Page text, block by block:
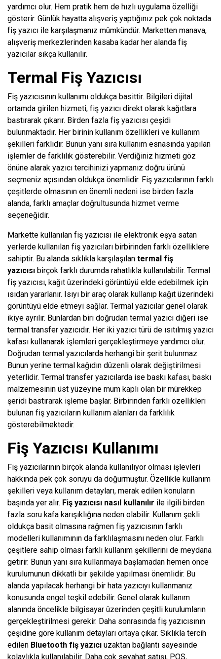
yardımcı olur. Hem pratik hem de hızlı uygulama özelliği
gösterir. Günlük hayatta alışveriş yaptığınız pek çok noktada
fiş yazıcı ile karşılaşmanız mümkündür. Marketten manava,
alışveriş merkezlerinden kasaba kadar her alanda fiş
yazıcılar sıkça kullanılır.
Termal Fiş Yazıcısı
Fiş yazıcısının kullanımı oldukça basittir. Bilgileri dijital
ortamda girilen hizmeti, fiş yazıcı direkt olarak kağıtlara
bastırarak çıkarır. Birden fazla fiş yazıcısı çeşidi
bulunmaktadır. Her birinin kullanım özellikleri ve kullanım
şekilleri farklıdır. Bunun yanı sıra kullanım esnasında yapılan
işlemler de farklılık gösterebilir. Verdiğiniz hizmeti göz
önüne alarak yazıcı tercihinizi yapmanız doğru ürünü
seçmeniz açısından oldukça önemlidir. Fiş yazıcılarının farklı
çeşitlerde olmasının en önemli nedeni ise birden fazla
alanda, farklı amaçlar doğrultusunda hizmet verme
seçeneğidir.
Markette kullanılan fiş yazıcısı ile elektronik eşya satan
yerlerde kullanılan fiş yazıcıları birbirinden farklı özelliklere
sahiptir. Bu alanda sıklıkla karşılaşılan termal fiş
yazıcısı birçok farklı durumda rahatlıkla kullanılabilir. Termal
fiş yazıcısı, kağıt üzerindeki görüntüyü elde edebilmek için
ısıdan yararlanır. Isıyı bir araç olarak kullanıp kağıt üzerindeki
görüntüyü elde etmeyi sağlar. Termal yazıcılar genel olarak
ikiye ayrılır. Bunlardan biri doğrudan termal yazıcı diğeri ise
termal transfer yazıcıdır. Her iki yazıcı türü de ısıtılmış yazıcı
kafası kullanarak işlemleri gerçekleştirmeye yardımcı olur.
Doğrudan termal yazıcılarda herhangi bir şerit bulunmaz.
Bunun yerine termal kağıdın düzenli olarak değiştirilmesi
yeterlidir. Termal transfer yazıcılarda ise baskı kafası, baskı
malzemesinin üst yüzeyine mum kaplı olan bir mürekkep
şeridi bastırarak işleme başlar. Birbirinden farklı özellikleri
bulunan fiş yazıcıların kullanım alanları da farklılık
gösterebilmektedir.
Fiş Yazıcısı Kullanımı
Fiş yazıcılarının birçok alanda kullanılıyor olması işlevleri
hakkında pek çok soruyu da doğurmuştur. Özellikle kullanım
şekilleri veya kullanım detayları, merak edilen konuların
başında yer alır. Fiş yazıcısı nasıl kullanılır ile ilgili birden
fazla soru kafa karışıklığına neden olabilir. Kullanım şekli
oldukça basit olmasına rağmen fiş yazıcısının farklı
modelleri kullanımının da farklılaşmasını neden olur. Farklı
çeşitlere sahip olması farklı kullanım şekillerini de meydana
getirir. Bunun yanı sıra kullanmaya başlamadan hemen önce
kurulumunun dikkatli bir şekilde yapılması önemlidir. Bu
alanda yapılacak herhangi bir hata yazıcıyı kullanmanız
konusunda engel teşkil edebilir. Genel olarak kullanım
alanında öncelikle bilgisayar üzerinden çeşitli kurulumların
gerçekleştirilmesi gerekir. Daha sonrasında fiş yazıcısının
çeşidine göre kullanım detayları ortaya çıkar. Sıklıkla tercih
edilen Bluetooth fiş yazıcı uzaktan bağlantı sayesinde
kolaylıkla kullanılabilir. Daha çok seyahat satışı, POS,